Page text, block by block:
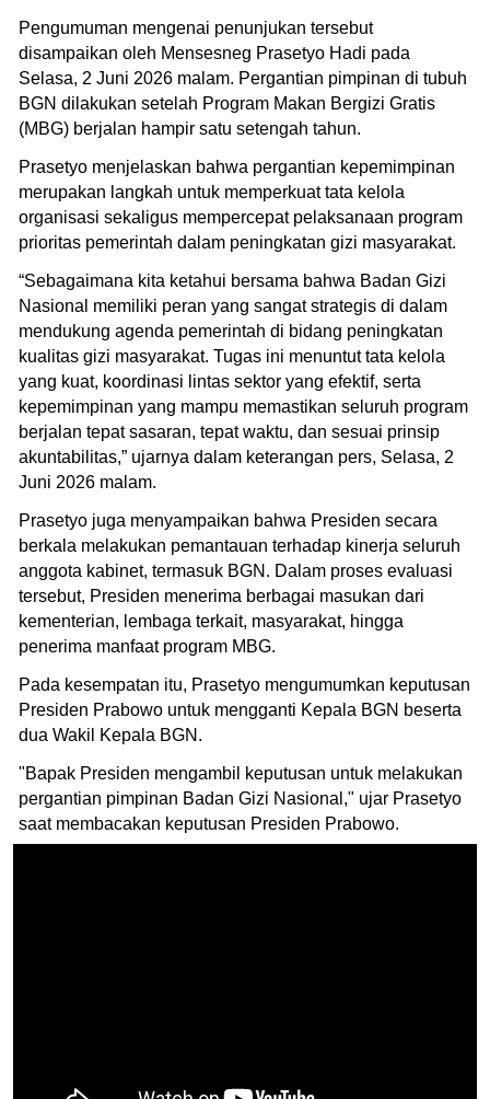
Pengumuman mengenai penunjukan tersebut
disampaikan oleh Mensesneg Prasetyo Hadi pada
Selasa, 2 Juni 2026 malam. Pergantian pimpinan di tubuh
BGN dilakukan setelah Program Makan Bergizi Gratis
(MBG) berjalan hampir satu setengah tahun.
Prasetyo menjelaskan bahwa pergantian kepemimpinan
merupakan langkah untuk memperkuat tata kelola
organisasi sekaligus mempercepat pelaksanaan program
prioritas pemerintah dalam peningkatan gizi masyarakat.
“Sebagaimana kita ketahui bersama bahwa Badan Gizi
Nasional memiliki peran yang sangat strategis di dalam
mendukung agenda pemerintah di bidang peningkatan
kualitas gizi masyarakat. Tugas ini menuntut tata kelola
yang kuat, koordinasi lintas sektor yang efektif, serta
kepemimpinan yang mampu memastikan seluruh program
berjalan tepat sasaran, tepat waktu, dan sesuai prinsip
akuntabilitas,” ujarnya dalam keterangan pers, Selasa, 2
Juni 2026 malam.
Prasetyo juga menyampaikan bahwa Presiden secara
berkala melakukan pemantauan terhadap kinerja seluruh
anggota kabinet, termasuk BGN. Dalam proses evaluasi
tersebut, Presiden menerima berbagai masukan dari
kementerian, lembaga terkait, masyarakat, hingga
penerima manfaat program MBG.
Pada kesempatan itu, Prasetyo mengumumkan keputusan
Presiden Prabowo untuk mengganti Kepala BGN beserta
dua Wakil Kepala BGN.
"Bapak Presiden mengambil keputusan untuk melakukan
pergantian pimpinan Badan Gizi Nasional," ujar Prasetyo
saat membacakan keputusan Presiden Prabowo.